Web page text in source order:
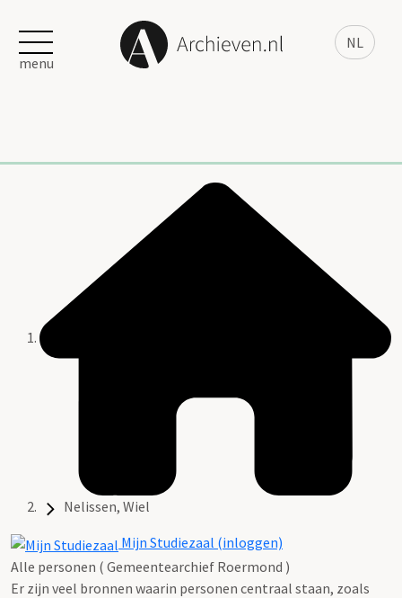
NL
menu
Nelissen, Wiel
Mijn Studiezaal (inloggen)
Alle personen ( Gemeentearchief Roermond )
Er zijn veel bronnen waarin personen centraal staan, zoals